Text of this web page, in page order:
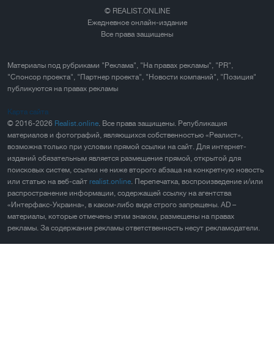
© REALIST.ONLINE
Ежедневное онлайн-издание
Все права защищены
Материалы под рубриками "Реклама", "На правах рекламы", "PR",
"Спонсор проекта", "Партнер проекта", "Новости компаний", "Позиция"
публикуются на правах рекламы
Карта сайта
© 2016-2026 Realist.online. Все права защищены. Републикация
материалов и фотографий, являющихся собственностью «Реалист»,
возможна только при условии прямой ссылки на сайт. Для интернет-
изданий обязательным является размещение прямой, открытой для
поисковых систем, ссылки не ниже второго абзаца на конкретную новость
или статью на веб-сайт realist.online. Перепечатка, воспроизведение и/или
распространение информации, содержащей ссылку на агентства
«Интерфакс-Украина», в каком-либо виде строго запрещены. AD –
материалы, которые отмечены этим знаком, размещены на правах
рекламы. За содержание рекламы ответственность несут рекламодатели.